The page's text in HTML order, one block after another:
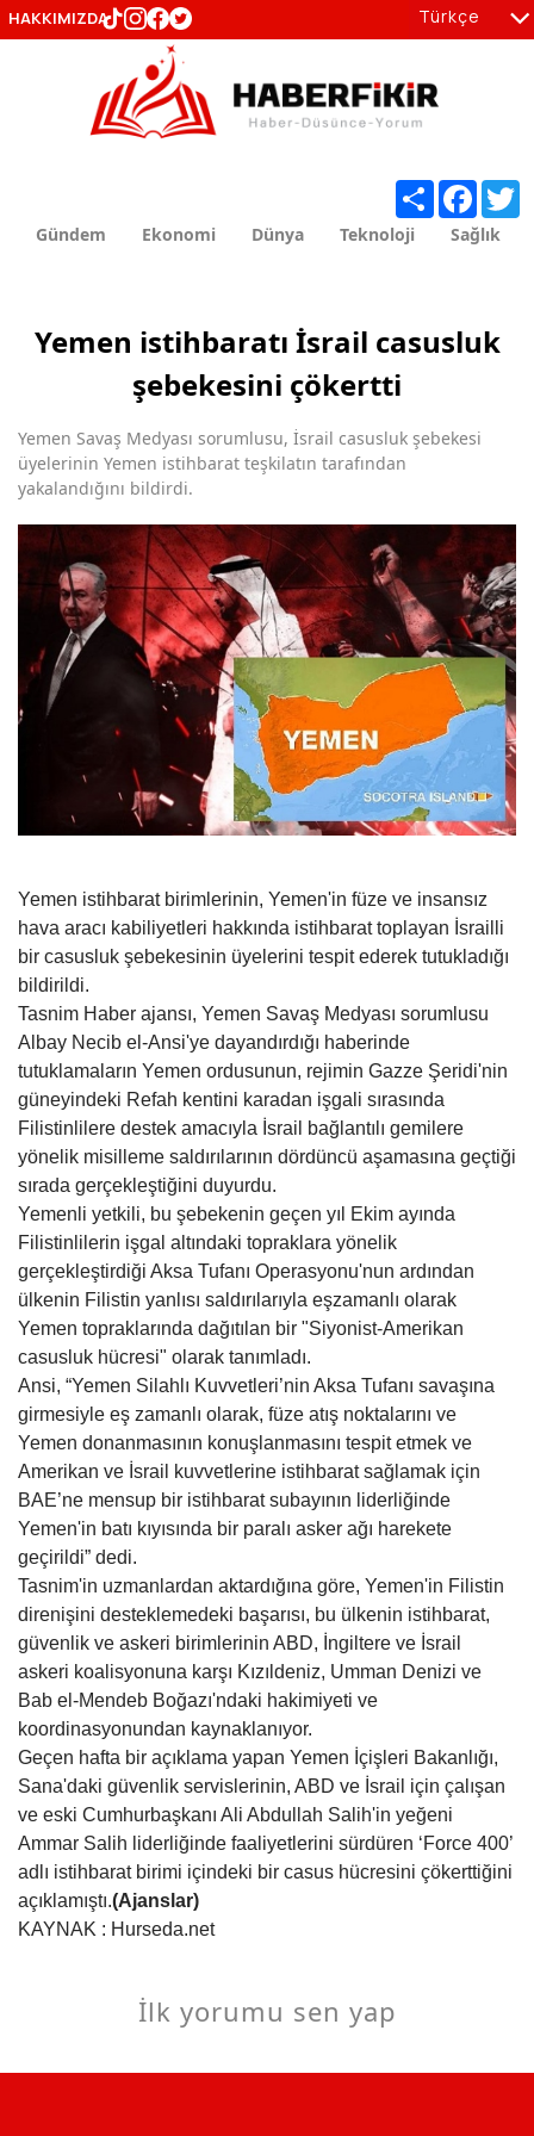
Gündem Ekonomi Dünya Teknoloji Sağlık
Yemen istihbaratı İsrail casusluk
şebekesini çökertti
Yemen Savaş Medyası sorumlusu, İsrail casusluk şebekesi
üyelerinin Yemen istihbarat teşkilatın tarafından
yakalandığını bildirdi.
Yemen istihbarat birimlerinin, Yemen'in füze ve insansız
hava aracı kabiliyetleri hakkında istihbarat toplayan İsrailli
bir casusluk şebekesinin üyelerini tespit ederek tutukladığı
bildirildi.
Tasnim Haber ajansı, Yemen Savaş Medyası sorumlusu
Albay Necib el-Ansi'ye dayandırdığı haberinde
tutuklamaların Yemen ordusunun, rejimin Gazze Şeridi'nin
güneyindeki Refah kentini karadan işgali sırasında
Filistinlilere destek amacıyla İsrail bağlantılı gemilere
yönelik misilleme saldırılarının dördüncü aşamasına geçtiği
sırada gerçekleştiğini duyurdu.
Yemenli yetkili, bu şebekenin geçen yıl Ekim ayında
Filistinlilerin işgal altındaki topraklara yönelik
gerçekleştirdiği Aksa Tufanı Operasyonu'nun ardından
ülkenin Filistin yanlısı saldırılarıyla eşzamanlı olarak
Yemen topraklarında dağıtılan bir "Siyonist-Amerikan
casusluk hücresi" olarak tanımladı.
Ansi, “Yemen Silahlı Kuvvetleri’nin Aksa Tufanı savaşına
girmesiyle eş zamanlı olarak, füze atış noktalarını ve
Yemen donanmasının konuşlanmasını tespit etmek ve
Amerikan ve İsrail kuvvetlerine istihbarat sağlamak için
BAE’ne mensup bir istihbarat subayının liderliğinde
Yemen'in batı kıyısında bir paralı asker ağı harekete
geçirildi” dedi.
Tasnim'in uzmanlardan aktardığına göre, Yemen'in Filistin
direnişini desteklemedeki başarısı, bu ülkenin istihbarat,
güvenlik ve askeri birimlerinin ABD, İngiltere ve İsrail
askeri koalisyonuna karşı Kızıldeniz, Umman Denizi ve
Bab el-Mendeb Boğazı'ndaki hakimiyeti ve
koordinasyonundan kaynaklanıyor.
Geçen hafta bir açıklama yapan Yemen İçişleri Bakanlığı,
Sana'daki güvenlik servislerinin, ABD ve İsrail için çalışan
ve eski Cumhurbaşkanı Ali Abdullah Salih'in yeğeni
Ammar Salih liderliğinde faaliyetlerini sürdüren ‘Force 400’
adlı istihbarat birimi içindeki bir casus hücresini çökerttiğini
açıklamıştı.(Ajanslar)
KAYNAK : Hurseda.net
İlk yorumu sen yap
Share
Türkçe
en
HAKKIMIZDA